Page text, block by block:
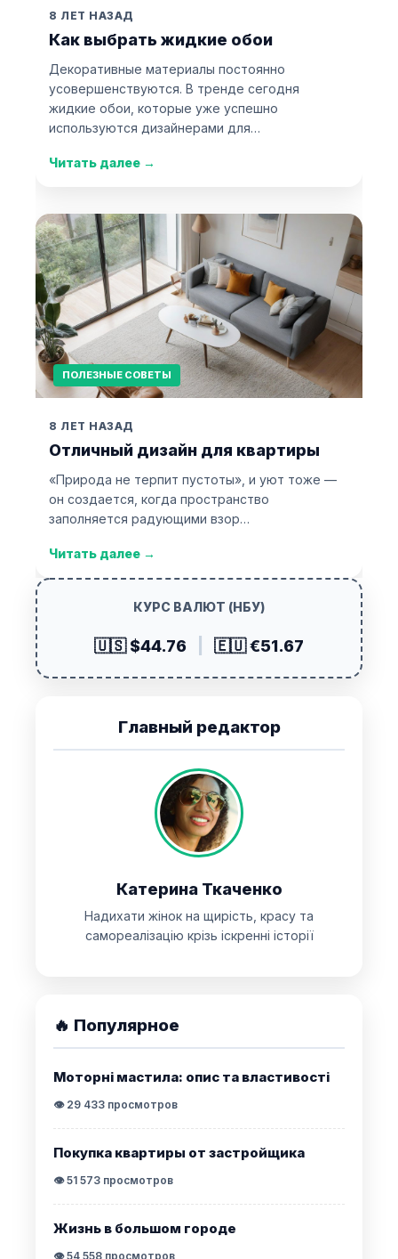
8 ЛЕТ НАЗАД
Как выбрать жидкие обои
Декоративные материалы постоянно
усовершенствуются. В тренде сегодня
жидкие обои, которые уже успешно
используются дизайнерами для…
Читать далее →
ПОЛЕЗНЫЕ СОВЕТЫ
8 ЛЕТ НАЗАД
Отличный дизайн для квартиры
«Природа не терпит пустоты», и уют тоже —
он создается, когда пространство
заполняется радующими взор…
Читать далее →
КУРС ВАЛЮТ (НБУ)
🇺🇸 $44.76 🇪🇺 €51.67
Главный редактор
Катерина Ткаченко
Надихати жінок на щирість, красу та
самореалізацію крізь іскренні історії
🔥 Популярное
Моторні мастила: опис та властивості
👁️ 29 433 просмотров
Покупка квартиры от застройщика
👁️ 51 573 просмотров
Жизнь в большом городе
👁️ 54 558 просмотров